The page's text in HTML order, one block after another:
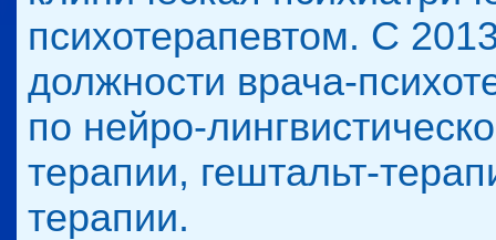
психотерапевтом. С
должности врача-
по нейро-
терапии, гештальт-
терапии.